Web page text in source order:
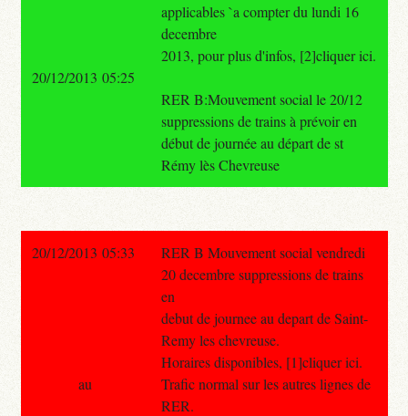
applicables `a compter du lundi 16
decembre
2013, pour plus d'infos, [2]cliquer ici.
RER B:Mouvement social le 20/12
suppressions de trains à prévoir en
début de journée au départ de st
Rémy lès Chevreuse
20/12/2013 05:25
20/12/2013 05:33
RER B Mouvement social vendredi
20 decembre suppressions de trains
en
debut de journee au depart de Saint-
Remy les chevreuse.
Horaires disponibles, [1]cliquer ici.
Trafic normal sur les autres lignes de
RER.
au